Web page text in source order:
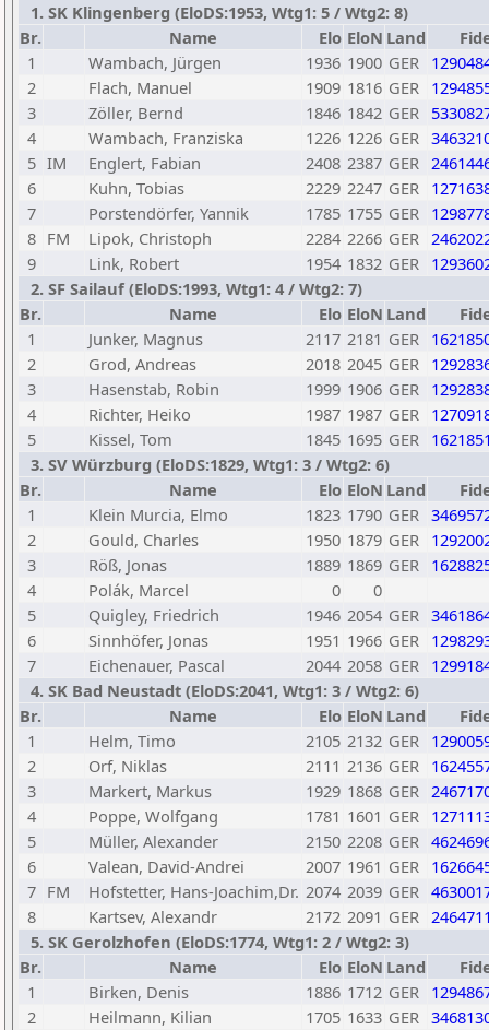
1. SK Klingenberg (EloDS:1953, Wtg1: 5 / Wtg2: 8)
Br.
Name Elo EloN Land
1
Wambach, Jürgen 1936 1900 GER
2
Flach, Manuel 1909 1816 GER
3
Zöller, Bernd 1846 1842 GER
4
Wambach, Franziska 1226 1226 GER
5 IM Englert, Fabian 2408 2387 GER
6
Kuhn, Tobias 2229 2247 GER
7
Porstendörfer, Yannik 1785 1755 GER
8 FM Lipok, Christoph 2284 2266 GER
9
Link, Robert 1954 1832 GER
2. SF Sailauf (EloDS:1993, Wtg1: 4 / Wtg2: 7)
Br.
Name Elo EloN Land
1
Junker, Magnus 2117 2181 GER
2
Grod, Andreas 2018 2045 GER
3
Hasenstab, Robin 1999 1906 GER
4
Richter, Heiko 1987 1987 GER
5
Kissel, Tom 1845 1695 GER
3. SV Würzburg (EloDS:1829, Wtg1: 3 / Wtg2: 6)
Br.
Name Elo EloN Land
1
Klein Murcia, Elmo 1823 1790 GER
2
Gould, Charles 1950 1879 GER
3
Röß, Jonas 1889 1869 GER
4
Polák, Marcel 0
0
5
Quigley, Friedrich 1946 2054 GER
6
Sinnhöfer, Jonas 1951 1966 GER
7
Eichenauer, Pascal 2044 2058 GER
4. SK Bad Neustadt (EloDS:2041, Wtg1: 3 / Wtg2: 6)
Br.
Name Elo EloN Land
1
Helm, Timo 2105 2132 GER
2
Orf, Niklas 2111 2136 GER
3
Markert, Markus 1929 1868 GER
4
Poppe, Wolfgang 1781 1601 GER
5
Müller, Alexander 2150 2208 GER
6
Valean, David-Andrei 2007 1961 GER
7 FM Hofstetter, Hans-Joachim,Dr. 2074 2039 GER
8
Kartsev, Alexandr 2172 2091 GER
5. SK Gerolzhofen (EloDS:1774, Wtg1: 2 / Wtg2: 3)
Br.
Name Elo EloN Land
1
Birken, Denis 1886 1712 GER
2
Heilmann, Kilian 1705 1633 GER